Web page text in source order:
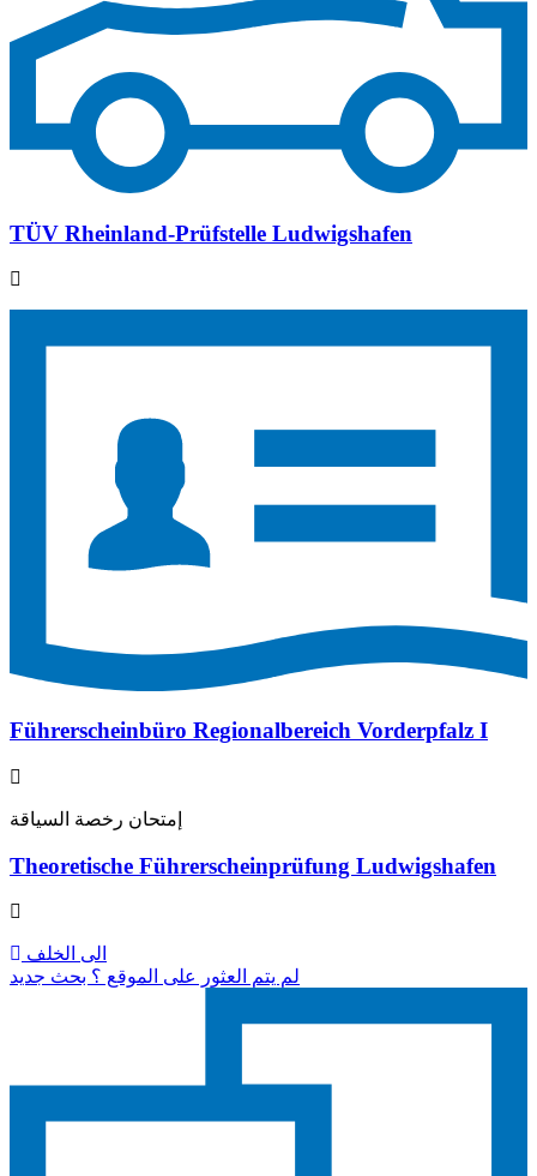
TÜV Rheinland-Prüfstelle Ludwigshafen
Führerscheinbüro Regionalbereich Vorderpfalz I
إمتحان رخصة السياقة
Theoretische Führerscheinprüfung Ludwigshafen
الى الخلف
لم يتم العثور على الموقع ؟ بحث جديد